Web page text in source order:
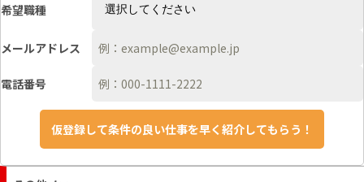
希望職種
メールアドレス
電話番号